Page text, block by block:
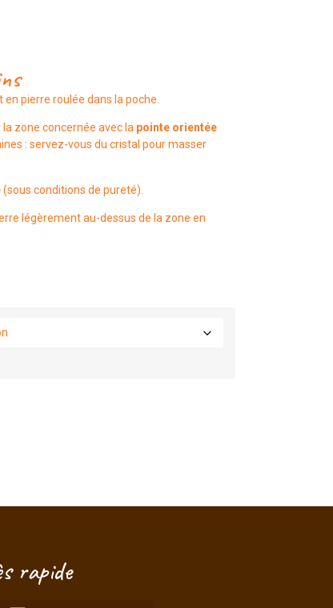
pierre roulée dans la poche.
zone concernée avec la pointe orientée
: servez-vous du cristal pour masser
(sous conditions de pureté).
légèrement au-dessus de la zone en
rapide
moi vos questions, je suis là pour